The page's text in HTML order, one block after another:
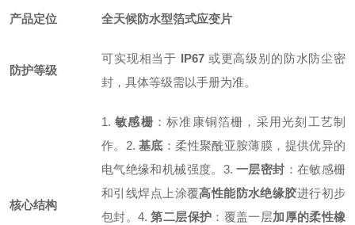
产品定位 全天候防水型箔式应变片
防护等级
可实现相当于 IP67或更高级别的防水防尘密
封，具体等级需以手册为准。
核心结构
1.敏感栅 ：标准康铜箔栅，采用光刻工艺制
作。 2.基底 ：柔性聚酰亚胺薄膜，提供优异的
电气绝缘和机械强度。 3.一层密封 ：在敏感栅
和引线焊点上涂覆高性能防水绝缘胶进行初步
包封。4.第二层保护 ：覆盖一层加厚的柔性橡